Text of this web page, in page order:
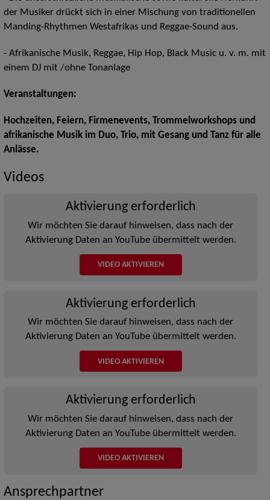
der Musiker drückt sich in einer Mischung von traditionellen
Manding-Rhythmen Westafrikas und Reggae-Sound aus.
- Afrikanische Musik, Reggae, Hip Hop, Black Music u. v. m. mit
einem DJ mit /ohne Tonanlage
Veranstaltungen:
Hochzeiten, Feiern, Firmenevents, Trommelworkshops und
afrikanische Musik im Duo, Trio, mit Gesang und Tanz für alle
Anlässe.
Videos
Aktivierung erforderlich
Wir möchten Sie darauf hinweisen, dass nach der
Aktivierung Daten an YouTube übermittelt werden.
VIDEO AKTIVIEREN
Aktivierung erforderlich
Wir möchten Sie darauf hinweisen, dass nach der
Aktivierung Daten an YouTube übermittelt werden.
VIDEO AKTIVIEREN
Aktivierung erforderlich
Wir möchten Sie darauf hinweisen, dass nach der
Aktivierung Daten an YouTube übermittelt werden.
VIDEO AKTIVIEREN
Ansprechpartner